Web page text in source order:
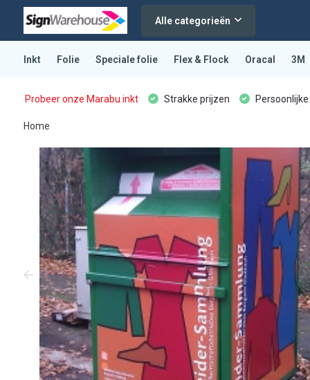
Alle categorieën
Inkt Folie Speciale folie Flex & Flock Oracal 3M
Probeer onze Marabu inkt Strakke prijzen
Home